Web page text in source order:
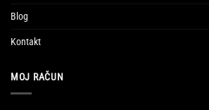
Blog
Kontakt
MOJ RAČUN